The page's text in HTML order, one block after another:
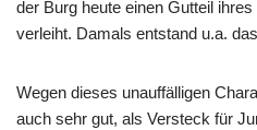
der Burg heute einen Gutteil
verleiht. Damals entstand u.a.
Wegen dieses unauffälligen
auch sehr gut, als Versteck für